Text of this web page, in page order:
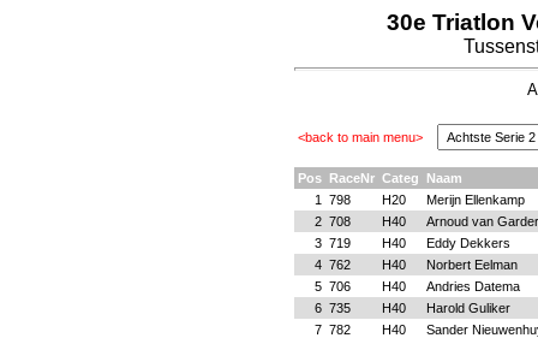
30e Triatlon
<back to main menu>
Pos RaceNr Categ
Naam
1
798 H20
Merijn Ellenkamp
2 708 H40
Arnoud van
3 719 H40
Eddy Dekkers
4 762 H40
Norbert Eelman
5 706 H40
Andries Datema
6 735 H40
Harold Guliker
7 782 H40
Sander